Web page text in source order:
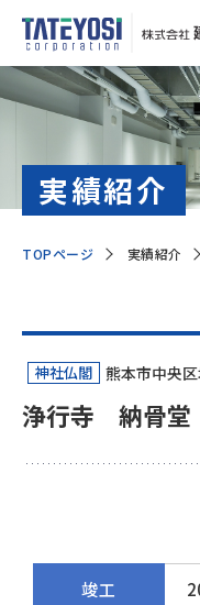
実績紹介
TOPページ 実績紹介
神社仏閣 熊本市中央
浄行寺 納骨堂
竣工